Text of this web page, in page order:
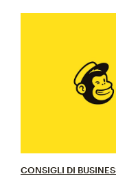
CONSIGLI DI